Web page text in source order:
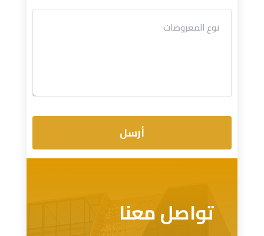
أرسل
تواصل معنا